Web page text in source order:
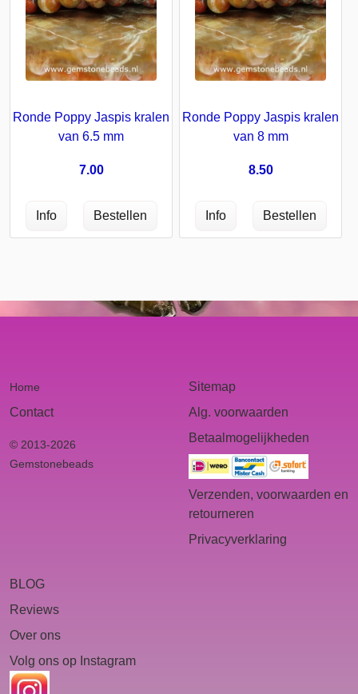
Ronde Poppy Jaspis kralen
van 6.5 mm
7.00
Ronde Poppy Jaspis kralen
van 8 mm
8.50
Home
Contact
© 2013-2026
Gemstonebeads
Sitemap
Alg. voorwaarden
Betaalmogelijkheden
Verzenden, voorwaarden en
retourneren
Privacyverklaring
BLOG
Reviews
Over ons
Volg ons op Instagram